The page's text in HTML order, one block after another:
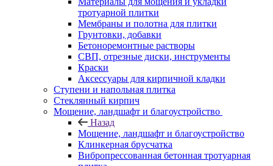
тротуарной плитки
Мембраны и полотна для плитки
Грунтовки, добавки
Бетоноремонтные растворы
СВП, отрезные диски, инструменты
Краски
Аксессуары для кирпичной кладки
Ступени и напольная плитка
Cтеклянный кирпич
Мощение, ландшафт и благоустройство
Назад
Мощение, ландшафт и благоустройство
Клинкерная брусчатка
Вибропрессованная бетонная тротуарная